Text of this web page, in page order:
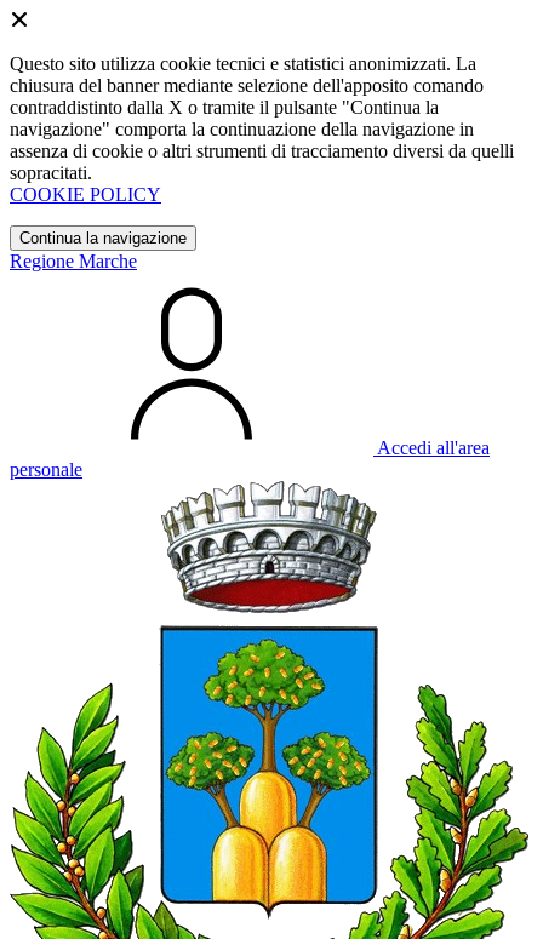
Questo sito utilizza cookie tecnici e statistici anonimizzati. La
chiusura del banner mediante selezione dell'apposito comando
contraddistinto dalla X o tramite il pulsante "Continua la
navigazione" comporta la continuazione della navigazione in
assenza di cookie o altri strumenti di tracciamento diversi da quelli
sopracitati.
COOKIE POLICY
Continua la navigazione
Regione Marche
Accedi all'area
personale